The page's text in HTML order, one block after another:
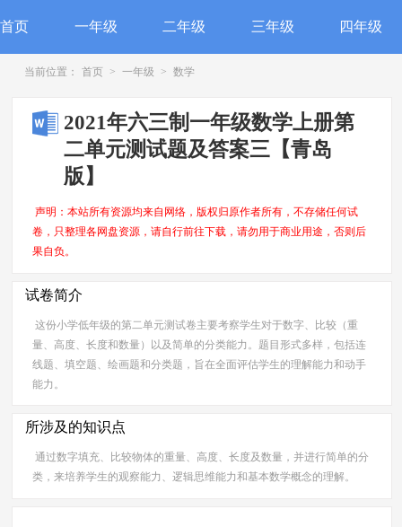
首页 一年级 二年级 三年级 四年级
当前位置： 首页 > 一年级 > 数学
2021年六三制一年级数学上册第
二单元测试题及答案三【青岛
版】
声明：本站所有资源均来自网络，版权归原作者所有，不存储任何试
卷，只整理各网盘资源，请自行前往下载，请勿用于商业用途，否则后
果自负。
试卷简介
这份小学低年级的第二单元测试卷主要考察学生对于数字、比较（重
量、高度、长度和数量）以及简单的分类能力。题目形式多样，包括连
线题、填空题、绘画题和分类题，旨在全面评估学生的理解能力和动手
能力。
所涉及的知识点
通过数字填充、比较物体的重量、高度、长度及数量，并进行简单的分
类，来培养学生的观察能力、逻辑思维能力和基本数学概念的理解。